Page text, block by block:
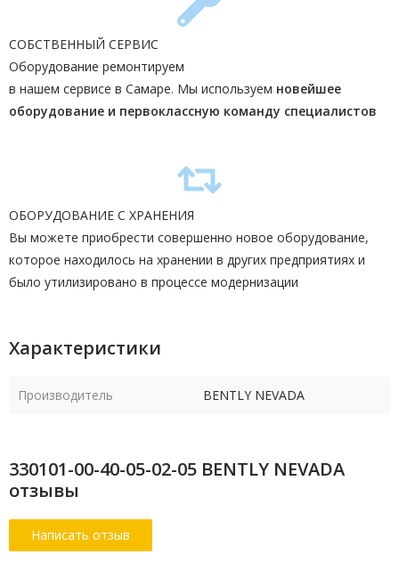
СОБСТВЕННЫЙ СЕРВИС
Оборудование ремонтируем
в нашем сервисе в Самаре. Мы используем новейшее
оборудование и первоклассную команду специалистов
ОБОРУДОВАНИЕ С ХРАНЕНИЯ
Вы можете приобрести совершенно новое оборудование,
которое находилось на хранении в других предприятиях и
было утилизировано в процессе модернизации
Характеристики
Производитель BENTLY NEVADA
330101-00-40-05-02-05 BENTLY NEVADA
отзывы